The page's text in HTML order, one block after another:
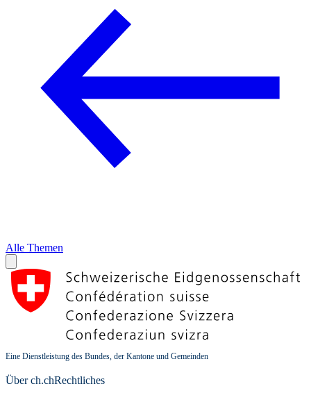
Alle Themen
Eine Dienstleistung des Bundes, der Kantone und Gemeinden
Über ch.chRechtliches